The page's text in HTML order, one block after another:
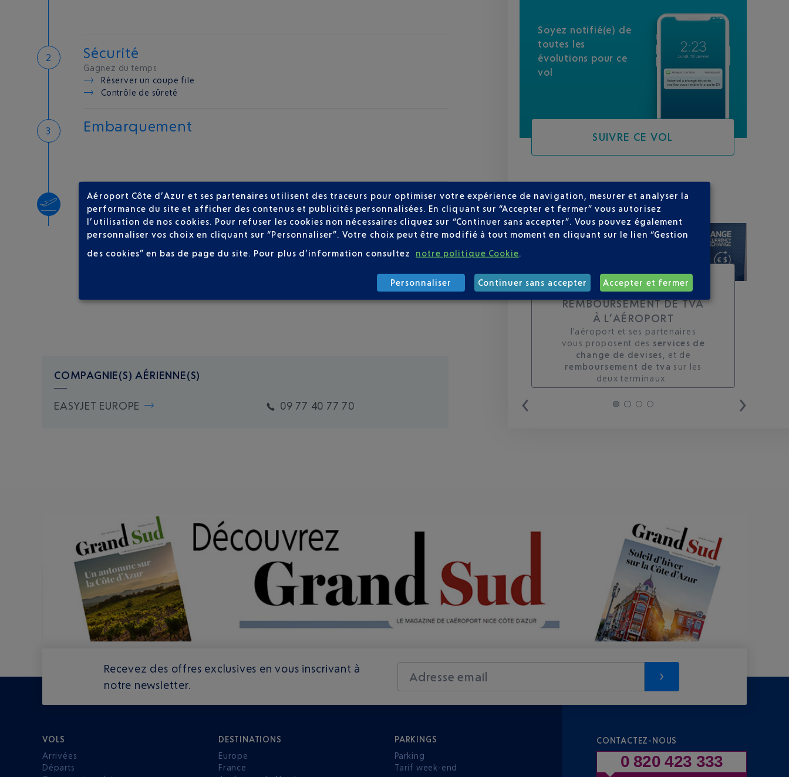
Sécurité
Gagnez du temps
Réserver un coupe file
Contrôle de sûreté
Embarquement
Décollage
Type d'appareil : A320
COMPAGNIE(S) AÉRIENNE(S)
EASYJET EUROPE 09 77 40 77 70
Soyez notifié(e) de
toutes les
évolutions pour ce
vol
SUIVRE CE VOL
SUR VOTRE PARCOURS
TOUS LES SERVICES DE
CHANGE ET DE
REMBOURSEMENT DE TVA
À L’AÉROPORT
l'aéroport et ses partenaires
vous proposent des services de
change de devises , et de
remboursement de tva sur les
deux terminaux. ​
Recevez des offres exclusives en vous inscrivant à
notre newsletter.
Adresse email
VOLS
Arrivées
Départs
DESTINATIONS
Europe
France
PARKINGS
Parking
Tarif week-end
CONTACTEZ-NOUS
0 820 423 333
Aéroport Côte d’Azur et ses partenaires utilisent des traceurs pour optimiser votre expérience de navigation, mesurer et analyser la
performance du site et afficher des contenus et publicités personnalisées. En cliquant sur “Accepter et fermer” vous autorisez
l’utilisation de nos cookies. Pour refuser les cookies non nécessaires cliquez sur “Continuer sans accepter”. Vous pouvez également
personnaliser vos choix en cliquant sur “Personnaliser”. Votre choix peut être modifié à tout moment en cliquant sur le lien “Gestion
des cookies” en bas de page du site. Pour plus d’information consultez notre politique Cookie
Personnaliser Continuer sans accepter Accepter et fermer